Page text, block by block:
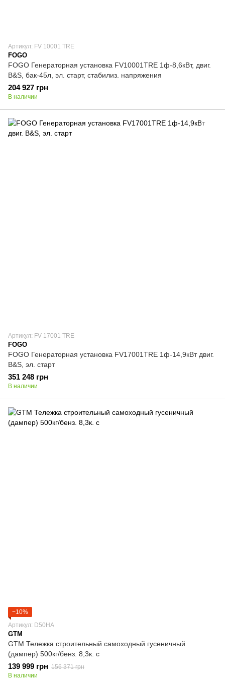
Артикул: FV 10001 TRE
FOGO
FOGO Генераторная установка FV10001TRE 1ф-8,6кВт, двиг.
B&S, бак-45л, эл. старт, стабилиз. напряжения
204 927 грн
В наличии
Артикул: FV 17001 TRE
FOGO
FOGO Генераторная установка FV17001TRE 1ф-14,9кВт двиг.
B&S, эл. старт
351 248 грн
В наличии
−10%
Артикул: D50HA
GTM
GTM Тележка строительный самоходный гусеничный
(дампер) 500кг/бенз. 8,3к. с
139 999 грн 156 371 грн
В наличии